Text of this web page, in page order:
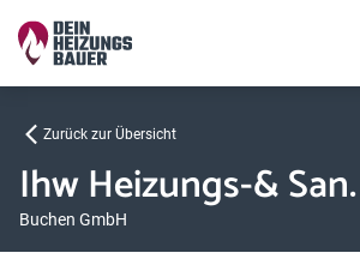
Zurück zur Übersicht
Ihw Heizungs-&
Buchen GmbH